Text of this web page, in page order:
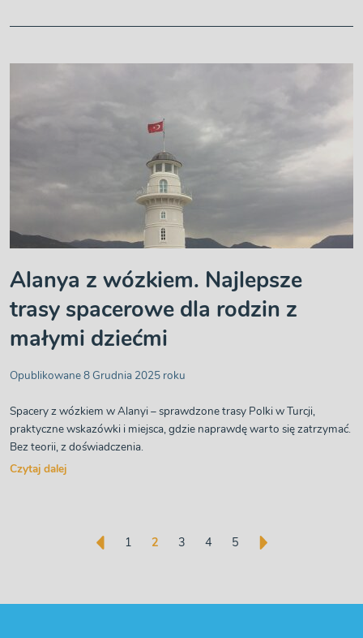
Alanya z wózkiem. Najlepsze
trasy spacerowe dla rodzin z
małymi dziećmi
Opublikowane 8 Grudnia 2025 roku
Spacery z wózkiem w Alanyi – sprawdzone trasy Polki w Turcji,
praktyczne wskazówki i miejsca, gdzie naprawdę warto się zatrzymać.
Bez teorii, z doświadczenia.
Czytaj dalej
< 1 2 3 4 5 >